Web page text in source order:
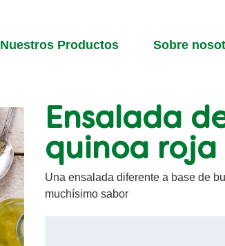
Nuestros Productos Sobre
Ensalada
quinoa roja
Una ensalada diferente a base de
muchísimo sabor